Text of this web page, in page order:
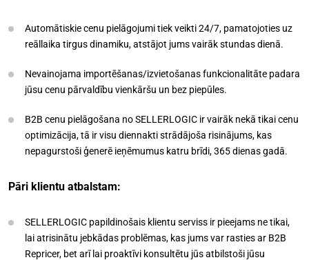
Automātiskie cenu pielāgojumi tiek veikti 24/7, pamatojoties uz
reāllaika tirgus dinamiku, atstājot jums vairāk stundas dienā.
Nevainojama importēšanas/izvietošanas funkcionalitāte padara
jūsu cenu pārvaldību vienkāršu un bez piepūles.
B2B cenu pielāgošana no SELLERLOGIC ir vairāk nekā tikai cenu
optimizācija, tā ir visu diennakti strādājoša risinājums, kas
nepagurstoši ģenerē ieņēmumus katru brīdi, 365 dienas gadā.
Pāri klientu atbalstam:
SELLERLOGIC papildinošais klientu serviss ir pieejams ne tikai,
lai atrisinātu jebkādas problēmas, kas jums var rasties ar B2B
Repricer, bet arī lai proaktīvi konsultētu jūs atbilstoši jūsu